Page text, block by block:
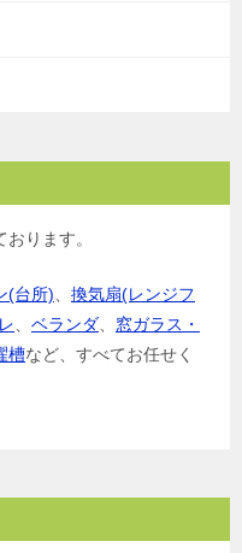
おります。
(台所)、 換気扇(レンジフ
、 ベランダ、 窓ガラス・
槽など、すべてお任せく